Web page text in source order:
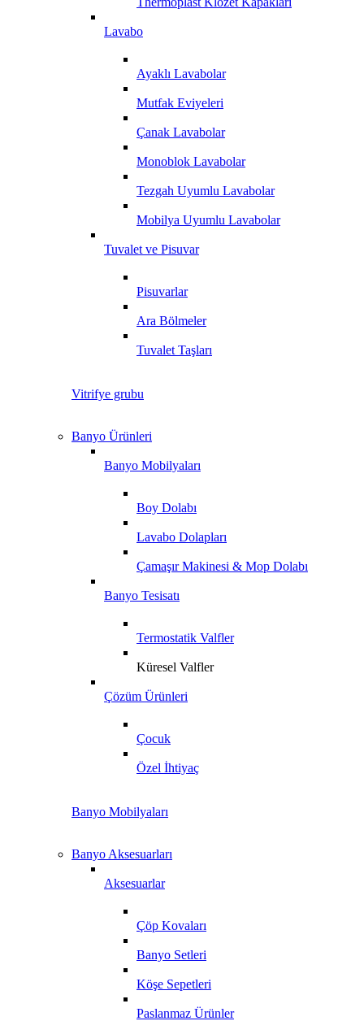
Lavabo
Ayaklı Lavabolar
Mutfak Eviyeleri
Çanak Lavabolar
Monoblok Lavabolar
Tezgah Uyumlu Lavabolar
Mobilya Uyumlu Lavabolar
Tuvalet ve Pisuvar
Pisuvarlar
Ara Bölmeler
Tuvalet Taşları
Vitrifye grubu
Banyo Ürünleri
Banyo Mobilyaları
Boy Dolabı
Lavabo Dolapları
Çamaşır Makinesi & Mop Dolabı
Banyo Tesisatı
Termostatik Valfler
Küresel Valfler
Çözüm Ürünleri
Çocuk
Özel İhtiyaç
Banyo Mobilyaları
Banyo Aksesuarları
Aksesuarlar
Çöp Kovaları
Banyo Setleri
Köşe Sepetleri
Paslanmaz Ürünler